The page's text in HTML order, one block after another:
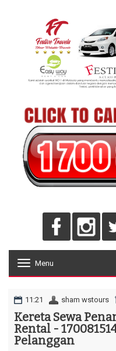
Menu
11:21 sham wstours
Kereta Sewa
Rental -
Pelanggan